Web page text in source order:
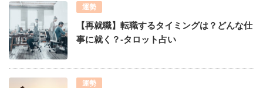
運勢
【再就職】転職するタイミングは？どんな仕
事に就く？-タロット占い
運勢